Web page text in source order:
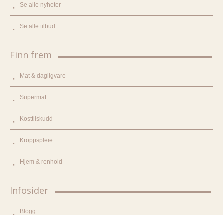
Se alle nyheter
Se alle tilbud
Finn frem
Mat & dagligvare
Supermat
Kosttilskudd
Kroppspleie
Hjem & renhold
Infosider
Blogg